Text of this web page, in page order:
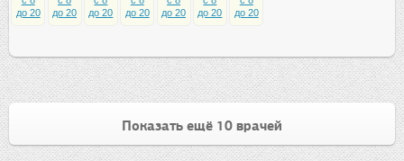
до 20
до 20
до 20
до 20
до 20
до 20
до 20
Показать ещё 10 врачей